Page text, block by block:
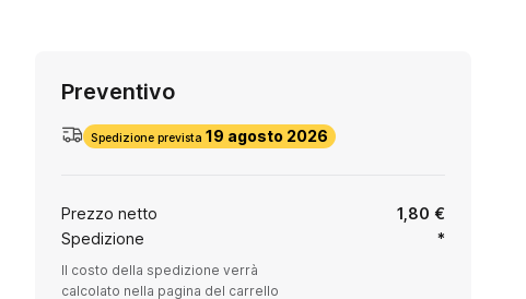
Preventivo
Spedizione prevista19 agosto 2026
Prezzo netto
1,80 €
Spedizione
Il costo della spedizione verrà
calcolato nella pagina del carrello
*